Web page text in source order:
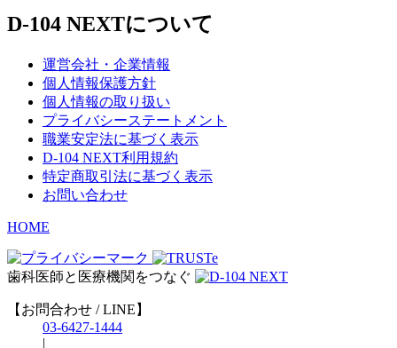
D-104 NEXTについて
運営会社・企業情報
個人情報保護方針
個人情報の取り扱い
プライバシーステートメント
職業安定法に基づく表示
D-104 NEXT利用規約
特定商取引法に基づく表示
お問い合わせ
HOME
歯科医師と医療機関をつなぐ
【お問合わせ / LINE】
03-6427-1444
|